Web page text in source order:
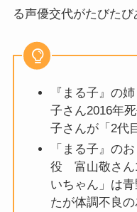
る声優交代がたびたび
『まる子』の
子さん2016年
子さんが「2代
「まる子』の
役 富山敬さん
いちゃん」は
たが体調不良